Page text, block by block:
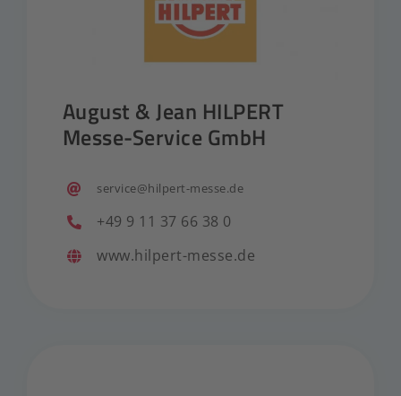
August & Jean HILPERT
Messe-Service GmbH
service@hilpert-messe.de
+49 9 11 37 66 38 0
www.hilpert-messe.de